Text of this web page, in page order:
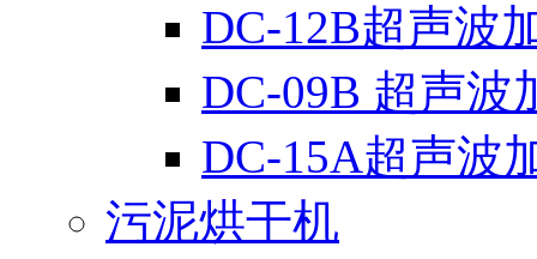
DC-12B超声波
DC-09B 超声波
DC-15A超声波
污泥烘干机